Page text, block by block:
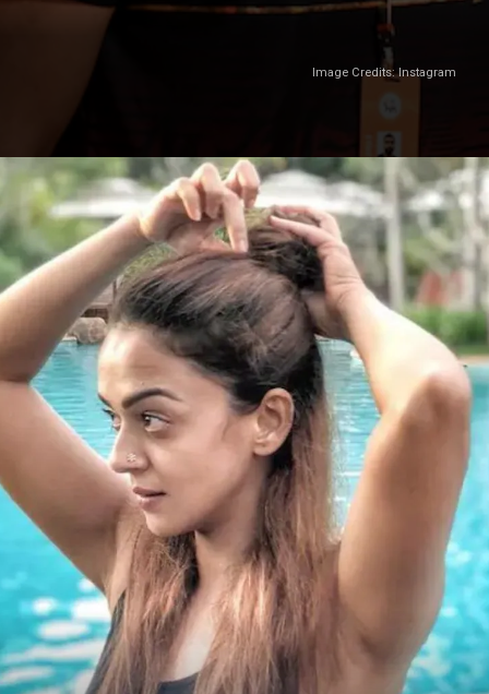
Image Credits: Instagram